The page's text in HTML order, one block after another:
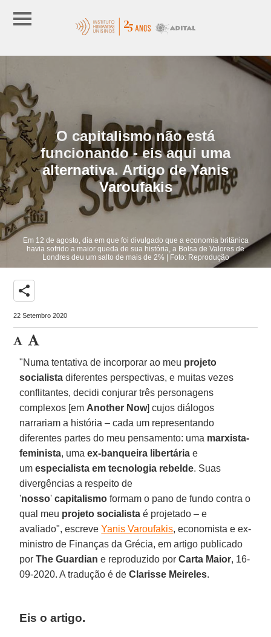
O capitalismo não está
funcionando - eis aqui uma
alternativa. Artigo de Yanis
Varoufakis
Em 12 de agosto, dia em que foi divulgado que a economia britânica
havia sofrido a maior queda de sua história, a Bolsa de Valores de
Londres deu um salto de mais de 2% | Foto: Reprodução
share
22 Setembro 2020
"Numa tentativa de incorporar ao meu projeto
socialista diferentes perspectivas, e muitas vezes
conflitantes, decidi conjurar três personagens
complexos [em Another Now] cujos diálogos
narrariam a história – cada um representando
diferentes partes do meu pensamento: uma marxista-
feminista, umaex-banqueira libertária e
umespecialista em tecnologia rebelde. Suas
divergências a respeito de
'nosso'capitalismo formam o pano de fundo contra o
qual meu projeto socialista é projetado – e
avaliado", escreveYanis Varoufakis, economista e ex-
ministro de Finanças da Grécia, em artigo publicado
porThe Guardian e reproduzido porCarta Maior, 16-
09-2020. A tradução é de Clarisse Meireles.
Eis o artigo.